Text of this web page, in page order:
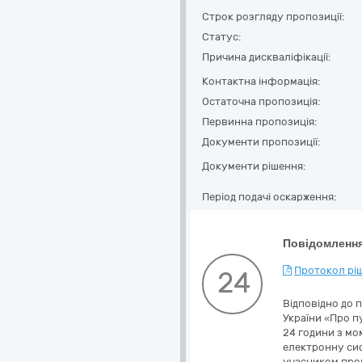
Строк розгляду пропозиції:
Статус:
Причина дискваліфікації:
Контактна інформація:
Остаточна пропозиція:
Первинна пропозиція:
Документи пропозиції:
Документи рішення:
Період подачі оскарження:
24 Протокол
Відповідно до пункту 43 Особливостей здійснення публічних закупівель товарів, робіт і послуг для замовників, передбачених Законом України «Про публічні закупівлі», затверджених постановою Кабінету Міністрів України від 12.10.2022 №1178, Замовник надає Учаснику 24 години з моменту оприлюднення цього повідомлення для усунення виявлених невідповідностей шляхом завантаження через електронну систему закупівель уточнених або відсутніх документів. Під невідповідністю в інформації та/або документах, що подані учасником процедури закупівлі у складі тендерної пропозиції та/або подання яких вимагається тендерною документацією, розуміється у тому числі відсутність у складі тендерної пропозиції інформації та/або документів, подання яких передбачається тендерною документацією (крім випадків відсутності забезпечення тендерної пропозиції, якщо таке забезпечення вимагалося замовником, та/або відсутності інформації (та/або документів) про технічні та якісні характеристики предмета закупівлі, що пропонується учасником процедури в його тендерній пропозиції).